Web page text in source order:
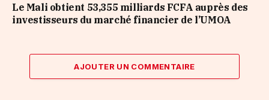
Le Mali obtient 53,355 milliards FCFA auprès des
investisseurs du marché financier de l’UMOA
AJOUTER UN COMMENTAIRE